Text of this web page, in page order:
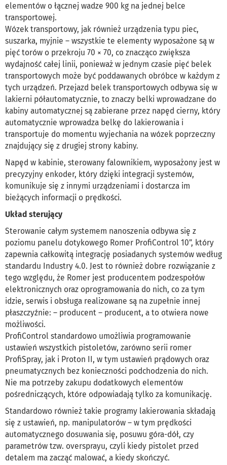
elementów o łącznej wadze 900 kg na jednej belce
transportowej.
Wózek transportowy, jak również urządzenia typu piec,
suszarka, myjnie – wszystkie te elementy wyposażone są w
pięć torów o przekroju 70 × 70, co znacząco zwiększa
wydajność całej linii, ponieważ w jednym czasie pięć belek
transportowych może być poddawanych obróbce w każdym z
tych urządzeń. Przejazd belek transportowych odbywa się w
lakierni półautomatycznie, to znaczy belki wprowadzane do
kabiny automatycznej są zabierane przez napęd cierny, który
automatycznie wprowadza belkę do lakierowania i
transportuje do momentu wyjechania na wózek poprzeczny
znajdujący się z drugiej strony kabiny.
Napęd w kabinie, sterowany falownikiem, wyposażony jest w
precyzyjny enkoder, który dzięki integracji systemów,
komunikuje się z innymi urządzeniami i dostarcza im
bieżących informacji o prędkości.
Układ sterujący
Sterowanie całym systemem nanoszenia odbywa się z
poziomu panelu dotykowego Romer ProfiControl 10”, który
zapewnia całkowitą integrację posiadanych systemów według
standardu Industry 4.0. Jest to również dobre rozwiązanie z
tego względu, że Romer jest producentem podzespołów
elektronicznych oraz oprogramowania do nich, co za tym
idzie, serwis i obsługa realizowane są na zupełnie innej
płaszczyźnie: – producent – producent, a to otwiera nowe
możliwości.
ProfiControl standardowo umożliwia programowanie
ustawień wszystkich pistoletów, zarówno serii romer
ProfiSpray, jak i Proton II, w tym ustawień prądowych oraz
pneumatycznych bez konieczności podchodzenia do nich.
Nie ma potrzeby zakupu dodatkowych elementów
pośredniczących, które odpowiadają tylko za komunikację.
Standardowo również takie programy lakierowania składają
się z ustawień, np. manipulatorów – w tym prędkości
automatycznego dosuwania się, posuwu góra-dół, czy
parametrów tzw. oversprayu, czyli kiedy pistolet przed
detalem ma zacząć malować, a kiedy skończyć.